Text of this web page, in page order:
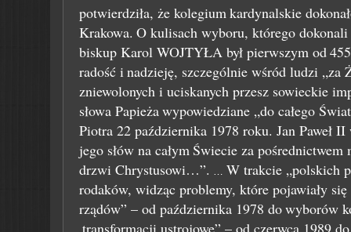
potwierdziła, że kolegiumkardynalskie
Krakowa. O kulisach wyboru, którego
biskup Karol WOJTYŁA był pierwszym od
radość inadzieję, szczególnie wśród ludzi „za
zniewolonych i uciskanych przesz sowieckie
słowa Papieżawypowiedziane „do całego
Piotra 22 października 1978 roku. Jan Paweł II
jego słów na całymŚwiecie za
drzwi Chrystusowi…”. … W trakcie „polskich
rodaków, widząc problemy, które pojawiały
rządów” – od października 1978 dowyborów
transformacji ustrojowe” – od czerwca 1989